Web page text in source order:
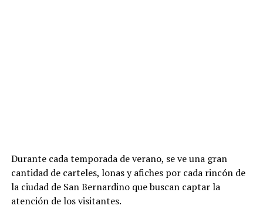
Durante cada temporada de verano, se ve una gran
cantidad de carteles, lonas y afiches por cada rincón de
la ciudad de San Bernardino que buscan captar la
atención de los visitantes.